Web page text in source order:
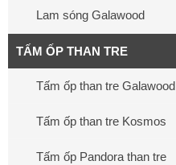
Lam sóng Galawood
TẤM ỐP THAN TRE
Tấm ốp than tre Galawood
Tấm ốp than tre Kosmos
Tấm ốp Pandora than tre